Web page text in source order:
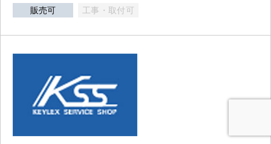
販売可 工事・取付可